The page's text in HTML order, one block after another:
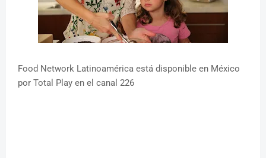
Food Network Latinoamérica está disponible en México
por Total Play en el canal 226